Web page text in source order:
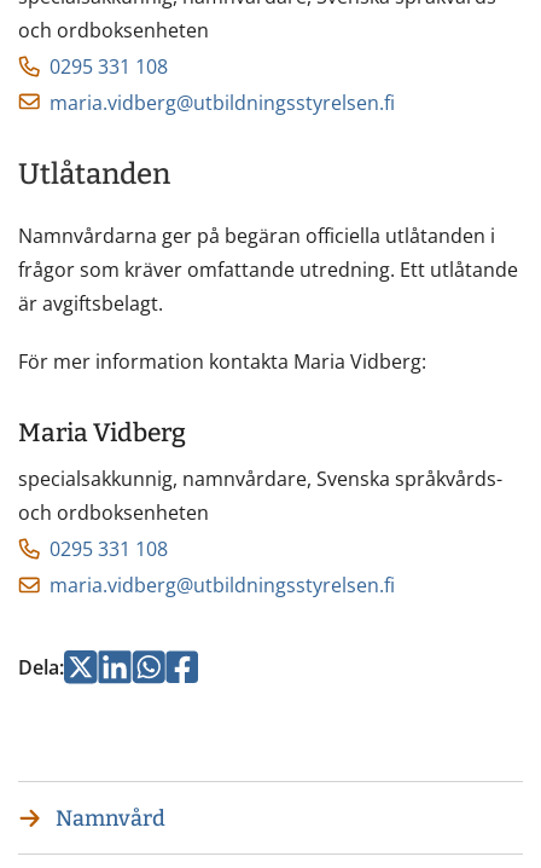
Namnvård
och ordboksenheten
0295 331 108
maria.vidberg@utbildningsstyrelsen.fi
Utlåtanden
Namnvårdarna ger på begäran officiella utlåtanden i
frågor som kräver omfattande utredning. Ett utlåtande
är avgiftsbelagt.
För mer information kontakta Maria Vidberg:
Maria Vidberg
specialsakkunnig, namnvårdare, Svenska språkvårds-
och ordboksenheten
0295 331 108
maria.vidberg@utbildningsstyrelsen.fi
Dela:Jaa Jaa Jaa
Jaa